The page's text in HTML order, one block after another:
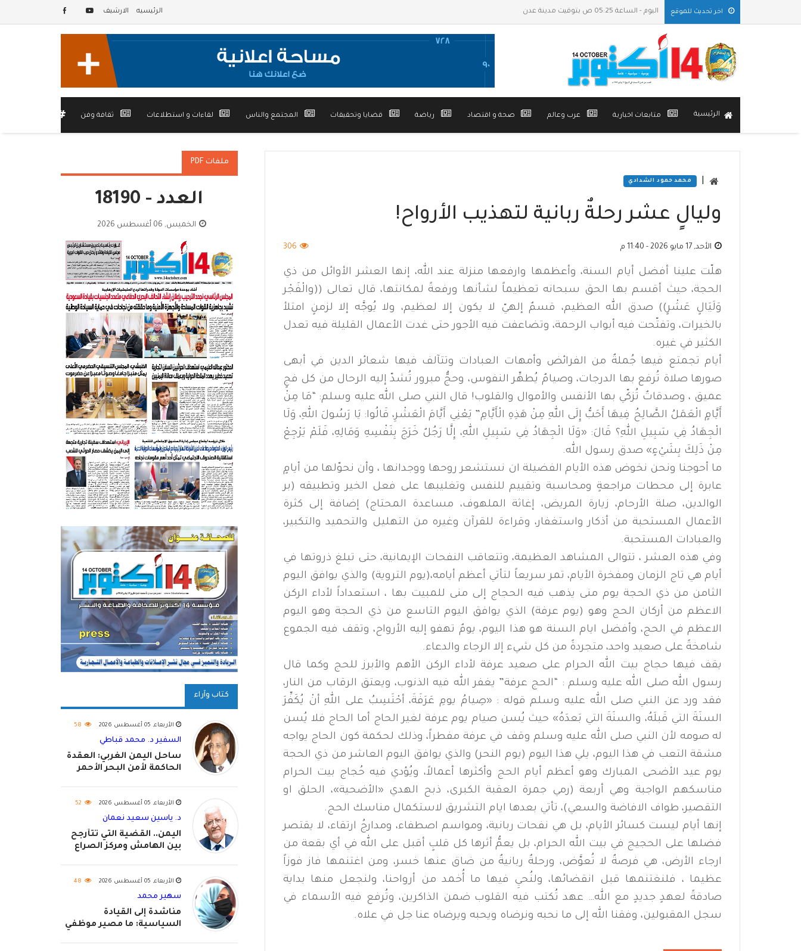
اخر تحديث للموقع اليوم - الساعة 05:25 ص بتوقيت مدينة عدن الرئيسيه الارشيف
الرئيسية متابعات اخبارية عرب وعالم صحة و اقتصاد رياضة قضايا وتحقيقات المجتمع والناس لقاءات و استطلاعات ثقافة وفن
محمد حمود الشدادي
وليالٍ عشر رحلةٌ ربانية لتهذيب الأرواح!
الأحد, 17 مايو 2026 - 11:40 م 306
هلّت علينا أفضل أيام السنة، وأعظمها وارفعها منزلة عند الله، إنها العشر الأوائل من ذي
الحجة، حيث أقسم بها الحق سبحانه تعظيماً لشأنها ورفعةً لمكانتها، قال تعالى ((والْفَجْر
وَلَيَالٍ عَشْرٍ)) صدق الله العظيم، قسمٌ إلهيّ لا يكون إلا لعظيم، ولا يُوجَّه إلا لزمنٍ امتلأ
بالخيرات، وتفتّحت فيه أبواب الرحمة، وتضاعفت فيه الأجور حتى غدت الأعمال القليلة فيه تعدل
الكثير في غيره.
أيام تجمتع فيها جُملةٌ من الفرائض وأمهات العبادات وتتآلف فيها شعائر الدين في أبهى
صورها صلاة تُرفع بها الدرجات، وصيامٌ يُطهِّر النفوس، وحجٌّ مبرور تُشدّ إليه الرحال من كل فجٍ
عميق ، وصدقاتٌ تُزكّي بها الأنفس والأموال والقلوب! قال النبي صلى الله عليه وسلم: “مَا مِنْ
أَيَّامٍ الْعَمَلُ الصَّالِحُ فِيهَا أَحَبُّ إِلَى اللهِ مِنْ هَذِهِ الْأَيَّامِ” يَعْنِي أَيَّامَ الْعَشْرِ، قَالُوا: يَا رَسُولَ اللهِ، وَلَا
الْجِهَادُ فِي سَبِيلِ اللهِ؟ قَالَ: «وَلَا الْجِهَادُ فِي سَبِيلِ اللهِ، إِلَّا رَجُلٌ خَرَجَ بِنَفْسِهِ وَمَالِهِ، فَلَمْ يَرْجِعْ
مِنْ ذَلِكَ بِشَيْءٍ» صدق رسول الله.
ما أحوجنا ونحن نخوض هذه الأيام الفضيلة ان نستشعر روحها ووجدانها ، وأن نحوّلها من أيامٍ
عابرة إلى محطات مراجعةٍ ومحاسبة وتقييم للنفس وتغليبها على فعل الخير وتطبيقه (بر
الوالدين، صلة الأرحام، زيارة المريض، إغاثة الملهوف، مساعدة المحتاج) إضافة إلى كثرة
الأعمال المستحبة من أذكار واستغفار، وقراءة للقرآن وغيره من التهليل والتحميد والتكبير،
والعبادات المستحبة.
وفي هذه العشر ، تتوالى المشاهد العظيمة، وتتعاقب النفحات الإيمانية، حتى تبلغ ذروتها في
أيام هي تاج الزمان ومفخرة الأيام، تمر سريعاً لتأتي أعظم أيامه،(يوم التروية) والذي يوافق اليوم
الثامن من ذي الحجة يوم منى يذهب فيه الحجاج إلى منى للمبيت بها ، استعداداً لأداء الركن
الاعظم من أركان الحج وهو (يوم عرفة) الذي يوافق اليوم التاسع من ذي الحجة وهو اليوم
الاعظم في الحج، وأفضل ايام السنة هو هذا اليوم، يومٌ تهفو إليه الأرواح، وتقف فيه الجموع
شامخةً على صعيد واحد، متجردةً من كل شيء إلا الرجاء والدعاء.
يقف فيها حجاج بيت الله الحرام على صعيد عرفة لأداء الركن الأهم والأبرز للحج وكما قال
رسول الله صلى الله عليه وسلم : “الحج عرفة” يغفر الله فيه الذنوب، ويعتق الرقاب من النار،
فقد ورد عن النبي صلى الله عليه وسلم قوله : «صِيامُ يومِ عَرَفَةَ، أحْتَسِبُ على اللهِ أنْ يُكَفِّرَ
السنَةَ التي قَبلَهُ، والسنَةَ التي بَعدَهُ» حيث يُسن صيام يوم عرفة لغير الحاج أما الحاج فلا يُسن
له صومه لأن النبي صلى الله عليه وسلم وقف في عرفة مفطراً، وذلك لحكمة كون الحاج يواجه
مشقة التعب في هذا اليوم، يلي هذا اليوم (يوم النحر) والذي يوافق اليوم العاشر من ذي الحجة
يوم عيد الأضحى المبارك وهو أعظم أيام الحج وأكثرها أعمالاً، ويُؤدي فيه حُجاج بيت الحرام
مناسكهم الواجبة وهي أربعة (رمي جمرة العقبة الكبرى، ذبح الهدي «الأضحية»، الحلق او
التقصير، طواف الافاضة والسعي)، تأتي بعدها ايام التشريق لاستكمال مناسك الحج.
إنها أيام ليست كسائر الأيام، بل هي نفحات ربانية، ومواسم اصطفاء، ومدارجُ ارتقاء، لا يقتصر
فضلها على الحجيج في بيت الله الحرام، بل يعمُّ أثرها كل قلبٍ أقبل على الله في أي بقعة من
ارجاء الأرض، هي فرصةٌ لا تُعوَّض، ورحلةٌ ربانيةٌ من ضاق عنها خسر، ومن اغتنمها فاز فوزاً
عظيما ، فلنغتنمها قبل انقضائها، ولنُحيِ فيها ما أُخمد من أرواحنا، ولنجعل منها بداية
صادقةً لعهدٍ جديدٍ مع الله… عهد تُكتب فيه القلوب ضمن الذاكرين، وتُرفع فيه الأسماء في
سجل المقبولين، وفقنا الله إلى ما نحبه ونرضاه ويحبه ويرضاه عنا جل في علاه.
ملفات PDF
العدد - 18190
الخميس, 06 أغسطس 2026
كتاب وآراء
الأربعاء, 05 أغسطس 2026 58
السفير د. محمد قباطي
ساحل اليمن الغربي: العقدة
الحاكمة لأمن البحر الأحمر
الأربعاء, 05 أغسطس 2026 52
د. ياسين سعيد نعمان
اليمن.. القضية التي تتأرجح
بين الهامش ومركز الصراع
الأربعاء, 05 أغسطس 2026 48
سهير محمد
مناشدة إلى القيادة
السياسية: ما مصير موظفي